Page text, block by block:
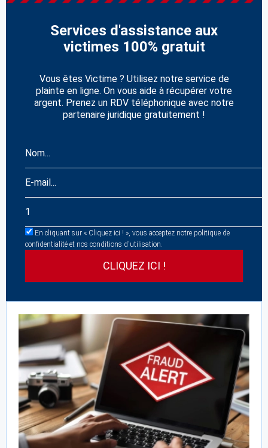
Services d'assistance aux
victimes 100% gratuit
Vous êtes Victime ? Utilisez notre service de
plainte en ligne. On vous aide à récupérer votre
argent. Prenez un RDV téléphonique avec notre
partenaire juridique gratuitement !
En cliquant sur « Cliquez ici ! », vous acceptez notre politique de
confidentialité et nos conditions d'utilisation.